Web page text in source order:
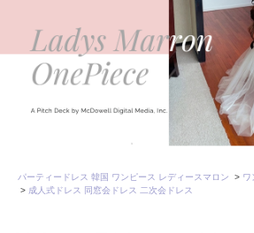
パーティードレス 韓国 ワンピース レディースマロン > ワ
> 成人式ドレス 同窓会ドレス 二次会ドレス